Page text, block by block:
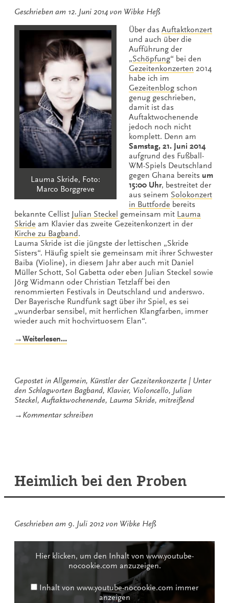
Geschrieben am 12. Juni 2014 von Wibke Heß
Lauma Skride, Foto:
Marco Borggreve
Über das Auftaktkonzert
und auch über die
Aufführung der
„Schöpfung“ bei den
Gezeitenkonzerten 2014
habe ich im
Gezeitenblog schon
genug geschrieben,
damit ist das
Auftaktwochenende
jedoch noch nicht
komplett. Denn am
Samstag, 21. Juni 2014
aufgrund des Fußball-
WM-Spiels Deutschland
gegen Ghana bereits um
15:00 Uhr, bestreitet der
aus seinem Solokonzert
in Buttforde bereits
bekannte Cellist Julian Steckel gemeinsam mit Lauma
Skride am Klavier das zweite Gezeitenkonzert in der
Kirche zu Bagband .
Lauma Skride ist die jüngste der lettischen „Skride
Sisters“. Häufig spielt sie gemeinsam mit ihrer Schwester
Baiba (Violine), in diesem Jahr aber auch mit Daniel
Müller Schott, Sol Gabetta oder eben Julian Steckel sowie
Jörg Widmann oder Christian Tetzlaff bei den
renommierten Festivals in Deutschland und anderswo.
Der Bayerische Rundfunk sagt über ihr Spiel, es sei
„wunderbar sensibel, mit herrlichen Klangfarben, immer
wieder auch mit hochvirtuosem Elan“.
→Weiterlesen…„Mitreißend:
Auftaktwochenende“
Gepostet in Allgemein, Künstler der Gezeitenkonzerte
Unter
den Schlagworten Bagband, Klavier, Violoncello, Julian
Steckel, Auftaktwochenende, Lauma Skride, mitreißend
→ Kommentar schreibenzu
Heimlich bei den Proben
Geschrieben am 9. Juli 2012 von Wibke Heß
www.youtube-
Hier klicken, um den Inhalt von www.youtube-
nocookie.com anzuzeigen.
Inhalt von www.youtube-nocookie.com immer
anzeigen